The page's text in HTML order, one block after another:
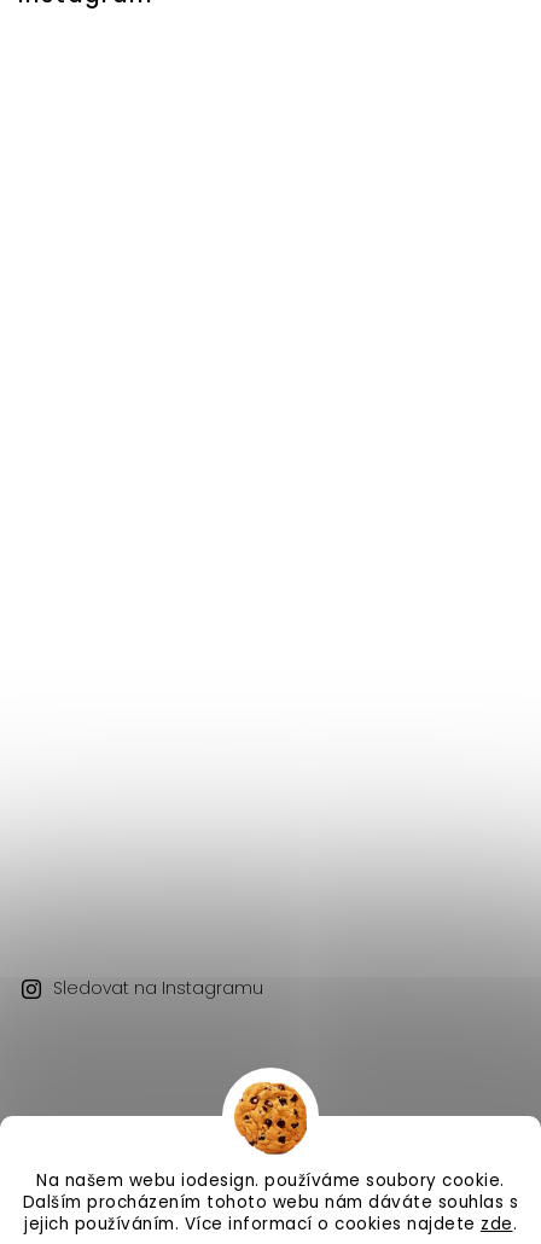
Na našem webu iodesign. používáme soubory cookie.
Dalším procházením tohoto webu nám dáváte souhlas s
jejich používáním. Více informací o cookies najdete zde.
Sledovat na Instagramu
Copyright 2026 iodesign. . Všechna práva vyhrazena.
Vytvořil Shoptet| DesignShoptak.cz